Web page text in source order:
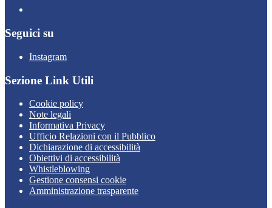
Seguici su
Instagram
Sezione Link Utili
Cookie policy
Note legali
Informativa Privacy
Ufficio Relazioni con il Pubblico
Dichiarazione di accessibilità
Obiettivi di accessibilità
Whistleblowing
Gestione consensi cookie
Amministrazione trasparente